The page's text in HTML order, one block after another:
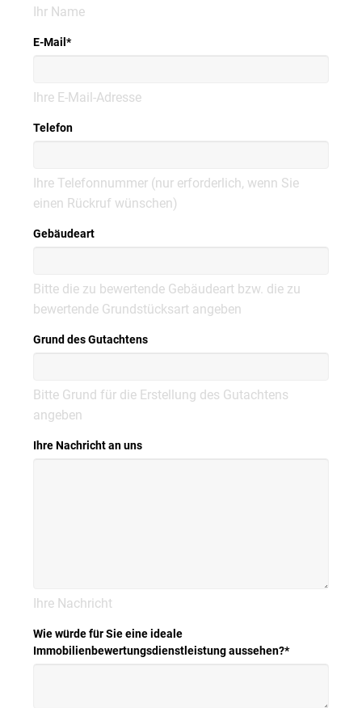
Ihr Name
E-Mail*
Ihre E-Mail-Adresse
Telefon
Ihre Telefonnummer (nur erforderlich, wenn Sie
einen Rückruf wünschen)
Gebäudeart
Bitte die zu bewertende Gebäudeart bzw. die zu
bewertende Grundstücksart angeben
Grund des Gutachtens
Bitte Grund für die Erstellung des Gutachtens
angeben
Ihre Nachricht an uns
Ihre Nachricht
Wie würde für Sie eine ideale
Immobilienbewertungsdienstleistung aussehen?*